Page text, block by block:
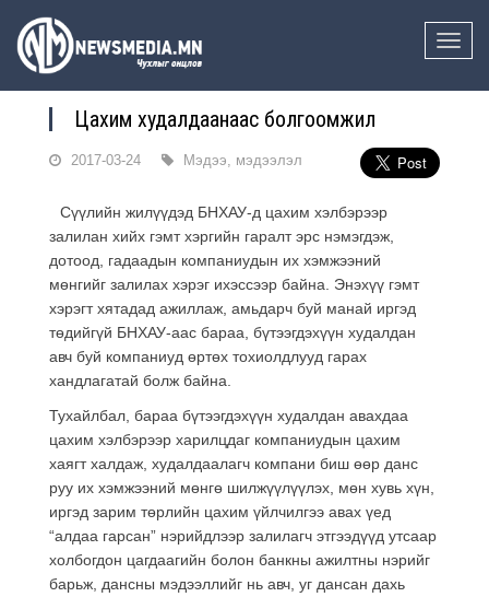
Toggle
Цахим худалдаанаас болгоомжил
2017-03-24 Мэдээ, мэдээлэл
Сүүлийн жилүүдэд БНХАУ-д цахим хэлбэрээр
залилан хийх гэмт хэргийн гаралт эрс нэмэгдэж,
дотоод, гадаадын компаниудын их хэмжээний
мөнгийг залилах хэрэг ихэссээр байна. Энэхүү гэмт
хэрэгт хятадад ажиллаж, амьдарч буй манай иргэд
төдийгүй БНХАУ-аас бараа, бүтээгдэхүүн худалдан
авч буй компаниуд өртөх тохиолдлууд гарах
хандлагатай болж байна.
Тухайлбал, бараа бүтээгдэхүүн худалдан авахдаа
цахим хэлбэрээр харилцдаг компаниудын цахим
хаягт халдаж, худалдаалагч компани биш өөр данс
руу их хэмжээний мөнгө шилжүүлүүлэх, мөн хувь хүн,
иргэд зарим төрлийн цахим үйлчилгээ авах үед
“алдаа гарсан” нэрийдлээр залилагч этгээдүүд утсаар
холбогдон цагдаагийн болон банкны ажилтны нэрийг
барьж, дансны мэдээллийг нь авч, уг дансан дахь